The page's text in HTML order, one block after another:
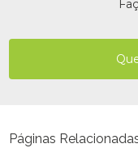
Páginas